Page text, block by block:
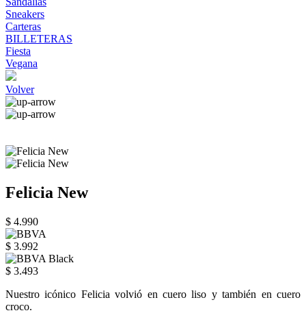
Sneakers
Carteras
BILLETERAS
Fiesta
Vegana
Volver
Felicia New
$ 4.990
$ 3.992
$ 3.493
Nuestro icónico Felicia volvió en cuero liso y también en cuero
croco.